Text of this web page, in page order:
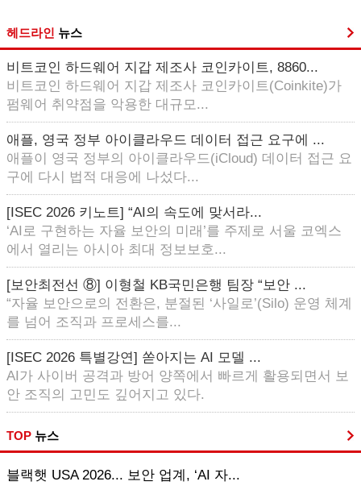
헤드라인 뉴스
비트코인 하드웨어 지갑 제조사 코인카이트, 8860...
비트코인 하드웨어 지갑 제조사 코인카이트(Coinkite)가
펌웨어 취약점을 악용한 대규모...
애플, 영국 정부 아이클라우드 데이터 접근 요구에 ...
애플이 영국 정부의 아이클라우드(iCloud) 데이터 접근 요
구에 다시 법적 대응에 나섰다...
[ISEC 2026 키노트] “AI의 속도에 맞서라...
‘AI로 구현하는 자율 보안의 미래’를 주제로 서울 코엑스
에서 열리는 아시아 최대 정보보호...
[보안최전선 ⑧] 이형철 KB국민은행 팀장 “보안 ...
“자율 보안으로의 전환은, 분절된 ‘사일로’(Silo) 운영 체계
를 넘어 조직과 프로세스를...
[ISEC 2026 특별강연] 쏟아지는 AI 모델 ...
AI가 사이버 공격과 방어 양쪽에서 빠르게 활용되면서 보
안 조직의 고민도 깊어지고 있다.
TOP 뉴스
블랙햇 USA 2026... 보안 업계, ‘AI 자...